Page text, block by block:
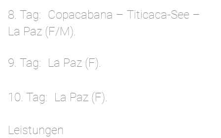
8. Tag
Copacabana – Titicaca-See –
La Paz (F/M).
9. Tag La Paz (F).
10. Tag La Paz (F).
Leistungen